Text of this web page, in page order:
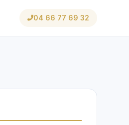
04 66 77 69 32